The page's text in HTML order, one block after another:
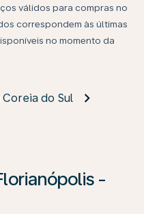
válidos para compras no
correspondem às últimas
no momento da
Coreia do Sul
-
clique em